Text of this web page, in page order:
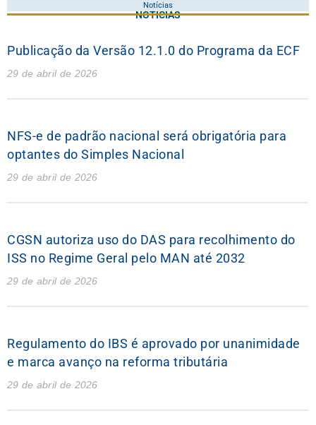
NOTÍCIAS
Notícias
Publicação da Versão 12.1.0 do Programa da ECF
29 de abril de 2026
NFS-e de padrão nacional será obrigatória para
optantes do Simples Nacional
29 de abril de 2026
CGSN autoriza uso do DAS para recolhimento do
ISS no Regime Geral pelo MAN até 2032
29 de abril de 2026
Regulamento do IBS é aprovado por unanimidade
e marca avanço na reforma tributária
29 de abril de 2026